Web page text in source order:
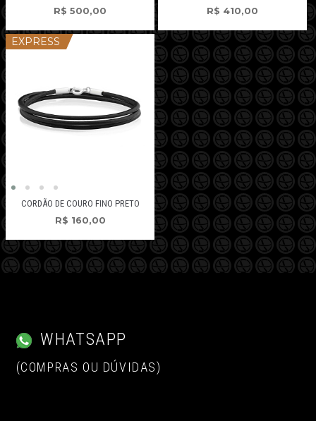
R$ 500,00
R$ 410,00
EXPRESS
CORDÃO DE COURO FINO PRETO
R$ 160,00
WHATSAPP
(COMPRAS OU DÚVIDAS)